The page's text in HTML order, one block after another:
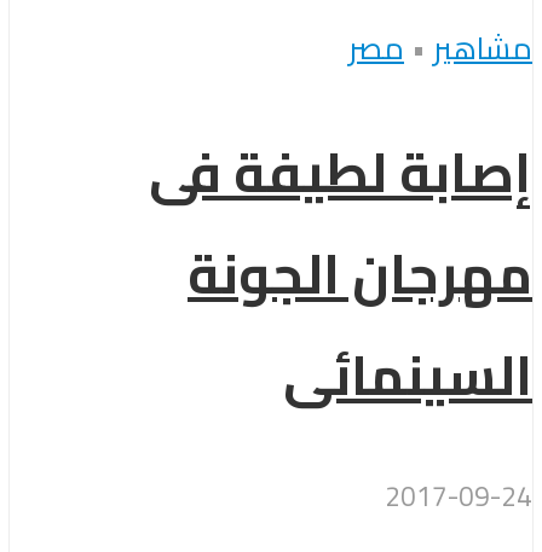
مشاهير•مصر
إصابة لطيفة فى
مهرجان الجونة
السينمائى
2017-09-24